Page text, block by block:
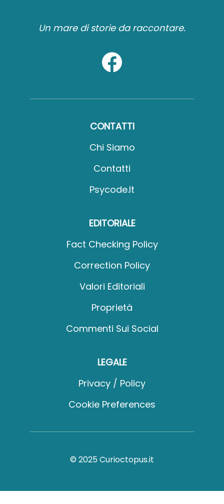
Un mare di storie da raccontare.
CONTATTI
Chi Siamo
Contatti
Psycode.it
EDITORIALE
Fact Checking Policy
Correction Policy
Valori Editoriali
Proprietà
Commenti Sui Social
LEGALE
Privacy / Policy
Cookie Preferences
© 2025 Curioctopus.it